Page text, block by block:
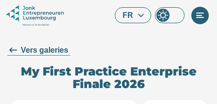
FR
Vers galeries
My First Practice Enterprise
Finale 2026